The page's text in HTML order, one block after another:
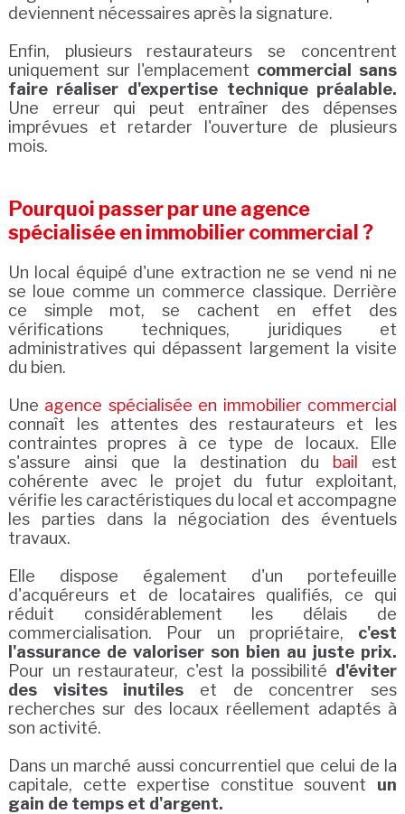
deviennent nécessaires après la signature.
Enfin, plusieurs restaurateurs se concentrent
uniquement sur l'emplacement commercial sans
faire réaliser d'expertise technique préalable.
Une erreur qui peut entraîner des dépenses
imprévues et retarder l'ouverture de plusieurs
mois.
Pourquoi passer par une agence
spécialisée en immobilier commercial ?
Un local équipé d'une extraction ne se vend ni ne
se loue comme un commerce classique. Derrière
ce simple mot, se cachent en effet des
vérifications techniques, juridiques et
administratives qui dépassent largement la visite
du bien.
Une agence spécialisée en immobilier commercial
connaît les attentes des restaurateurs et les
contraintes propres à ce type de locaux. Elle
s'assure ainsi que la destination du bail
est
cohérente avec le projet du futur exploitant,
vérifie les caractéristiques du local et accompagne
les parties dans la négociation des éventuels
travaux.
Elle dispose également d'un portefeuille
d'acquéreurs et de locataires qualifiés, ce qui
réduit considérablement les délais de
commercialisation. Pour un propriétaire, c'est
l'assurance de valoriser son bien au juste prix.
Pour un restaurateur, c'est la possibilité d'éviter
des visites inutiles et de concentrer ses
recherches sur des locaux réellement adaptés à
son activité.
Dans un marché aussi concurrentiel que celui de la
capitale, cette expertise constitue souvent un
gain de temps et d'argent.